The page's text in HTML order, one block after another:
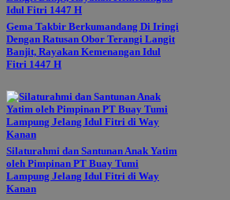
Gema Takbir Berkumandang Di Iringi
Dengan Ratusan Obor Terangi Langit
Banjit, Rayakan Kemenangan Idul
Fitri 1447 H
Silaturahmi dan Santunan Anak Yatim
oleh Pimpinan PT Buay Tumi
Lampung Jelang Idul Fitri di Way
Kanan